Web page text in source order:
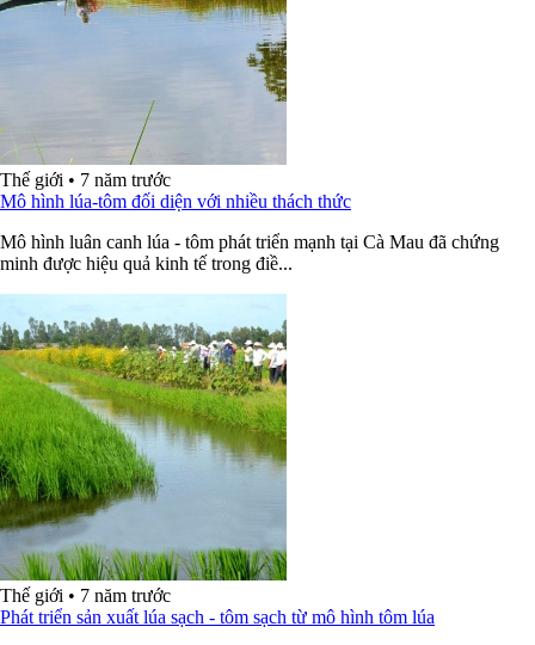
Thế giới • 7 năm trước
Mô hình lúa-tôm đối diện với nhiều thách thức
Mô hình luân canh lúa - tôm phát triển mạnh tại Cà Mau đã chứng
minh được hiệu quả kinh tế trong điề...
Thế giới • 7 năm trước
Phát triển sản xuất lúa sạch - tôm sạch từ mô hình tôm lúa